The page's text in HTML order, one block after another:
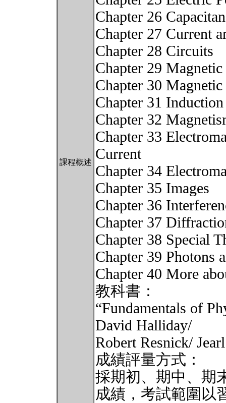
課程概述
Chapter 26
Chapter 27 Current
Chapter 28 Circuits
Chapter 29
Chapter 30
Chapter 31
Chapter 32
Chapter 33
Current
Chapter 34
Chapter 35 Images
Chapter 36
Chapter 37
Chapter 38 Special
Chapter 39 Photons
Chapter 40 More
教科書：
“Fundamentals of
David Halliday/
Robert Resnick/
成績評量方式：
採期初、期中、期
成績，考試範圍以